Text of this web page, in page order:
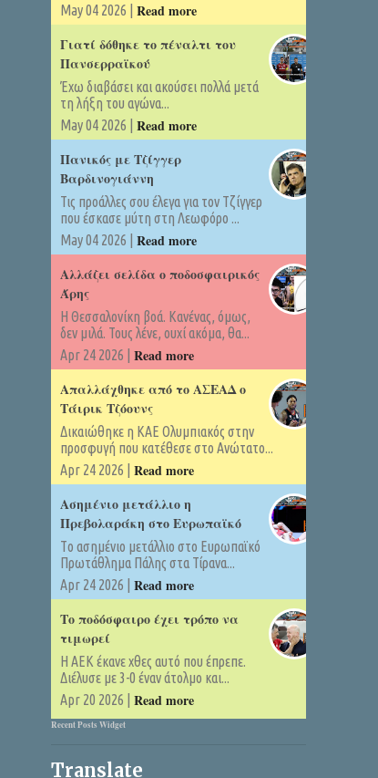
May 04 2026 | Read more
Γιατί δόθηκε το πέναλτι του
Πανσερραϊκού
Έχω διαβάσει και ακούσει πολλά μετά
τη λήξη του αγώνα...
May 04 2026 | Read more
Πανικός με Τζίγγερ
Βαρδινογιάννη
Τις προάλλες σου έλεγα για τον Τζίγγερ
που έσκασε μύτη στη Λεωφόρο ...
May 04 2026 | Read more
Αλλάζει σελίδα ο ποδοσφαιρικός
Άρης
Η Θεσσαλονίκη βοά. Κανένας, όμως,
δεν μιλά. Τους λένε, ουχί ακόμα, θα...
Apr 24 2026 | Read more
Απαλλάχθηκε από το ΑΣΕΑΔ ο
Τάιρικ Τζόουνς
Δικαιώθηκε η ΚΑΕ Ολυμπιακός στην
προσφυγή που κατέθεσε στο Ανώτατο...
Apr 24 2026 | Read more
Ασημένιο μετάλλιο η
Πρεβολαράκη στο Ευρωπαϊκό
Tο ασημένιο μετάλλιο στο Ευρωπαϊκό
Πρωτάθλημα Πάλης στα Τίρανα...
Apr 24 2026 | Read more
Το ποδόσφαιρο έχει τρόπο να
τιμωρεί
Η ΑΕΚ έκανε χθες αυτό που έπρεπε.
Διέλυσε με 3-0 έναν άτολμο και...
Apr 20 2026 | Read more
Recent Posts Widget
Translate